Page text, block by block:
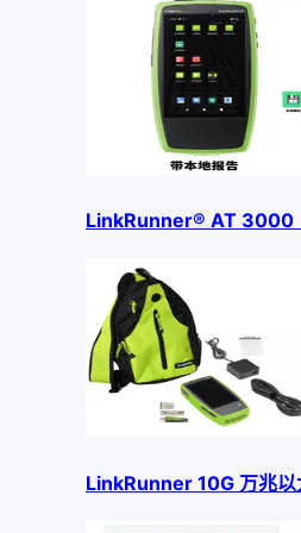
LinkRunner® AT 3000
LinkRunner 10G 万兆以